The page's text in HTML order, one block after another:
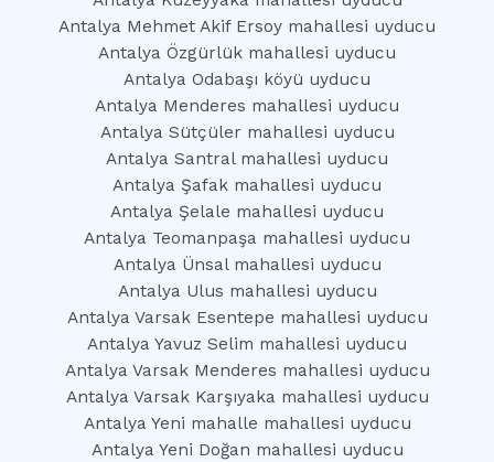
Antalya Mehmet Akif Ersoy mahallesi uyducu
Antalya Özgürlük mahallesi uyducu
Antalya Odabaşı köyü uyducu
Antalya Menderes mahallesi uyducu
Antalya Sütçüler mahallesi uyducu
Antalya Santral mahallesi uyducu
Antalya Şafak mahallesi uyducu
Antalya Şelale mahallesi uyducu
Antalya Teomanpaşa mahallesi uyducu
Antalya Ünsal mahallesi uyducu
Antalya Ulus mahallesi uyducu
Antalya Varsak Esentepe mahallesi uyducu
Antalya Yavuz Selim mahallesi uyducu
Antalya Varsak Menderes mahallesi uyducu
Antalya Varsak Karşıyaka mahallesi uyducu
Antalya Yeni mahalle mahallesi uyducu
Antalya Yeni Doğan mahallesi uyducu